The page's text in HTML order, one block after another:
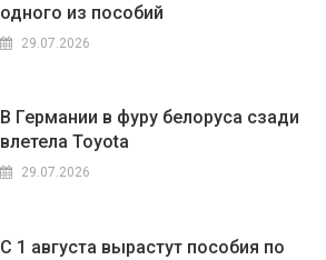
одного из пособий
29.07.2026
В Германии в фуру белоруса сзади
влетела Toyota
29.07.2026
С 1 августа вырастут пособия по